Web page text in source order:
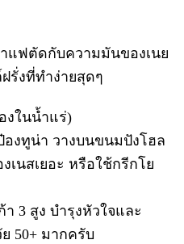
แฟตัดกับความมันของเนย
รั่งที่ทำง่ายสุดๆ
งในน้ำแร่)
องทูน่า วางบนขนมปังโฮล
เนสเยอะ หรือใช้กรีกโย
3 สูง บำรุงหัวใจและ
50+ มากครับ